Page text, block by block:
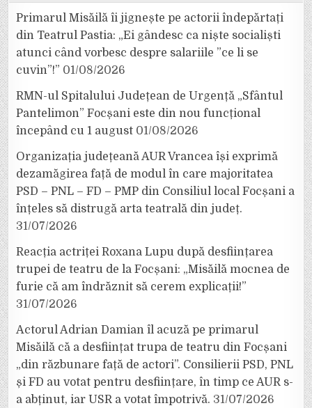
Primarul Misăilă îi jignește pe actorii îndepărtați
din Teatrul Pastia: „Ei gândesc ca niște socialiști
atunci când vorbesc despre salariile ”ce li se
cuvin”!” 01/08/2026
RMN-ul Spitalului Județean de Urgență „Sfântul
Pantelimon” Focșani este din nou funcțional
începând cu 1 august 01/08/2026
Organizația județeană AUR Vrancea își exprimă
dezamăgirea față de modul în care majoritatea
PSD – PNL – FD – PMP din Consiliul local Focșani a
înțeles să distrugă arta teatrală din județ.
31/07/2026
Reacția actriței Roxana Lupu după desființarea
trupei de teatru de la Focșani: „Misăilă mocnea de
furie că am îndrăznit să cerem explicații!”
31/07/2026
Actorul Adrian Damian îl acuză pe primarul
Misăilă că a desființat trupa de teatru din Focșani
„din răzbunare față de actori”. Consilierii PSD, PNL
și FD au votat pentru desființare, în timp ce AUR s-
a abținut, iar USR a votat împotrivă. 31/07/2026